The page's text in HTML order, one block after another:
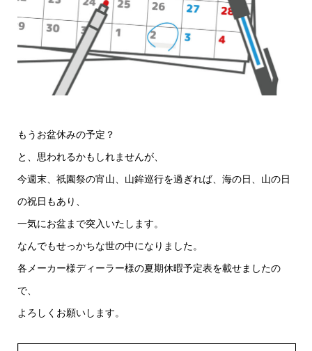
もうお盆休みの予定？
と、思われるかもしれませんが、
今週末、祇園祭の宵山、山鉾巡行を過ぎれば、海の日、山の日
の祝日もあり、
一気にお盆まで突入いたします。
なんでもせっかちな世の中になりました。
各メーカー様ディーラー様の夏期休暇予定表を載せましたの
で、
よろしくお願いします。